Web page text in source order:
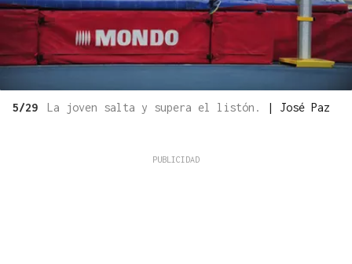
5/29 La joven salta y supera el listón. | José Paz